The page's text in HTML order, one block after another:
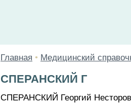
Главная • Медицинский
СПЕРАНСКИЙ Г
СПЕРАНСКИЙ Георгий